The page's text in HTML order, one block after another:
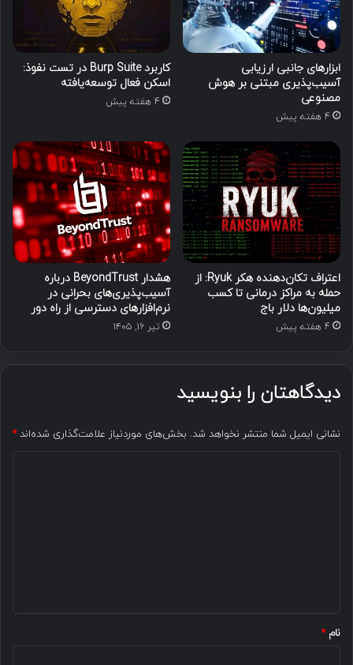
ابزارهای جانبی ارزیابی
آسیب‌پذیری مبتنی بر هوش
مصنوعی
4 هفته پیش
کاربرد Burp Suite در تست نفوذ:
اسکن فعال توسعه‌یافته
4 هفته پیش
اعتراف تکان‌دهنده هکر Ryuk: از
حمله به مراکز درمانی تا کسب
میلیون‌ها دلار باج
4 هفته پیش
هشدار BeyondTrust درباره
آسیب‌پذیری‌های بحرانی در
نرم‌افزارهای دسترسی از راه دور
تیر ۱۶, ۱۴۰۵
دیدگاهتان را بنویسید
نشانی ایمیل شما منتشر نخواهد شد. بخش‌های موردنیاز علامت‌گذاری شده‌اند*
نام*